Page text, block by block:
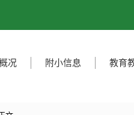
况 附小信息 教育